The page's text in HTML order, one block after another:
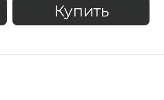
Купить